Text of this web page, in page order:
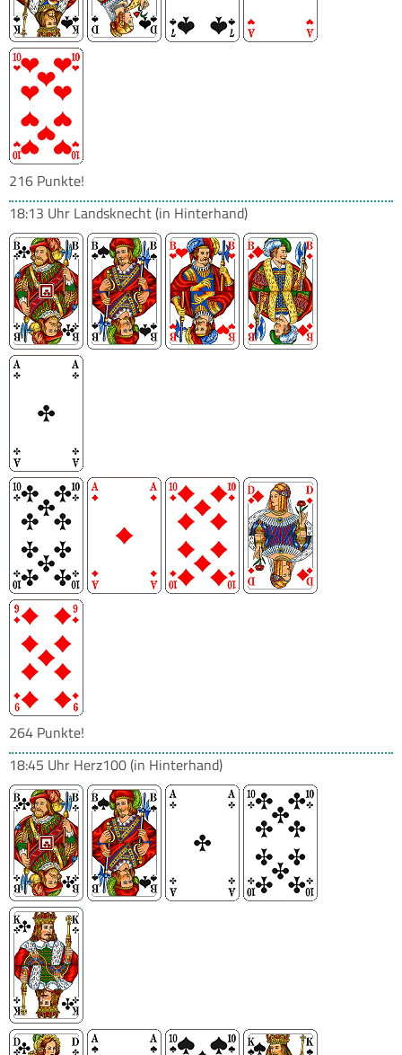
216 Punkte!
18:13 Uhr Landsknecht(in Hinterhand)
264 Punkte!
18:45 Uhr Herz100(in Hinterhand)